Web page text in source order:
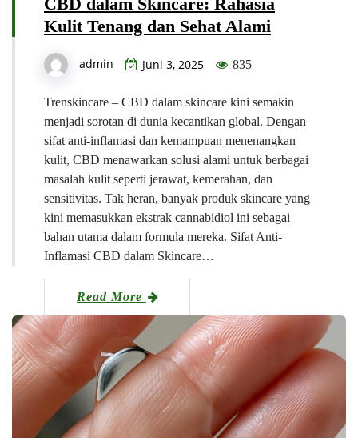
Kulit Tenang dan Sehat Alami
admin Juni 3, 2025 835
Trenskincare – CBD dalam skincare kini semakin
menjadi sorotan di dunia kecantikan global. Dengan
sifat anti-inflamasi dan kemampuan menenangkan
kulit, CBD menawarkan solusi alami untuk berbagai
masalah kulit seperti jerawat, kemerahan, dan
sensitivitas. Tak heran, banyak produk skincare yang
kini memasukkan ekstrak cannabidiol ini sebagai
bahan utama dalam formula mereka. Sifat Anti-
Inflamasi CBD dalam Skincare…
Read More